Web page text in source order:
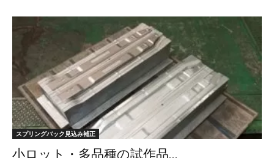
スプリングバック見込み補正
小ロット・多品種の試作品...